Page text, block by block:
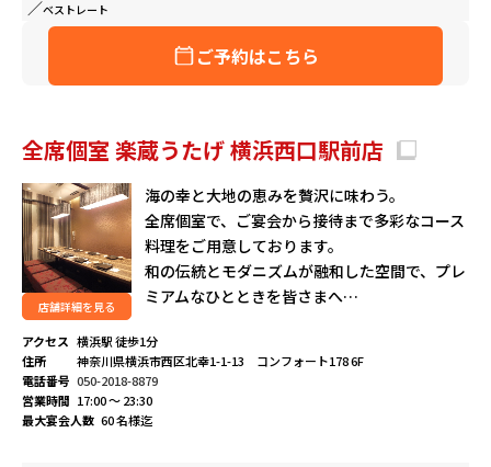
ベストレート
ご予約はこちら
全席個室 楽蔵うたげ 横浜西口駅前店
店舗詳細を見る
海の幸と大地の恵みを贅沢に味わう。
全席個室で、ご宴会から接待まで多彩なコース
料理をご用意しております。
和の伝統とモダニズムが融和した空間で、プレ
ミアムなひとときを皆さまへ…
アクセス 横浜駅 徒歩1分
住所
神奈川県横浜市西区北幸1-1-13 コンフォート178 6F
電話番号 050-2018-8879
営業時間 17:00 ～ 23:30
最大宴会人数 60 名様迄